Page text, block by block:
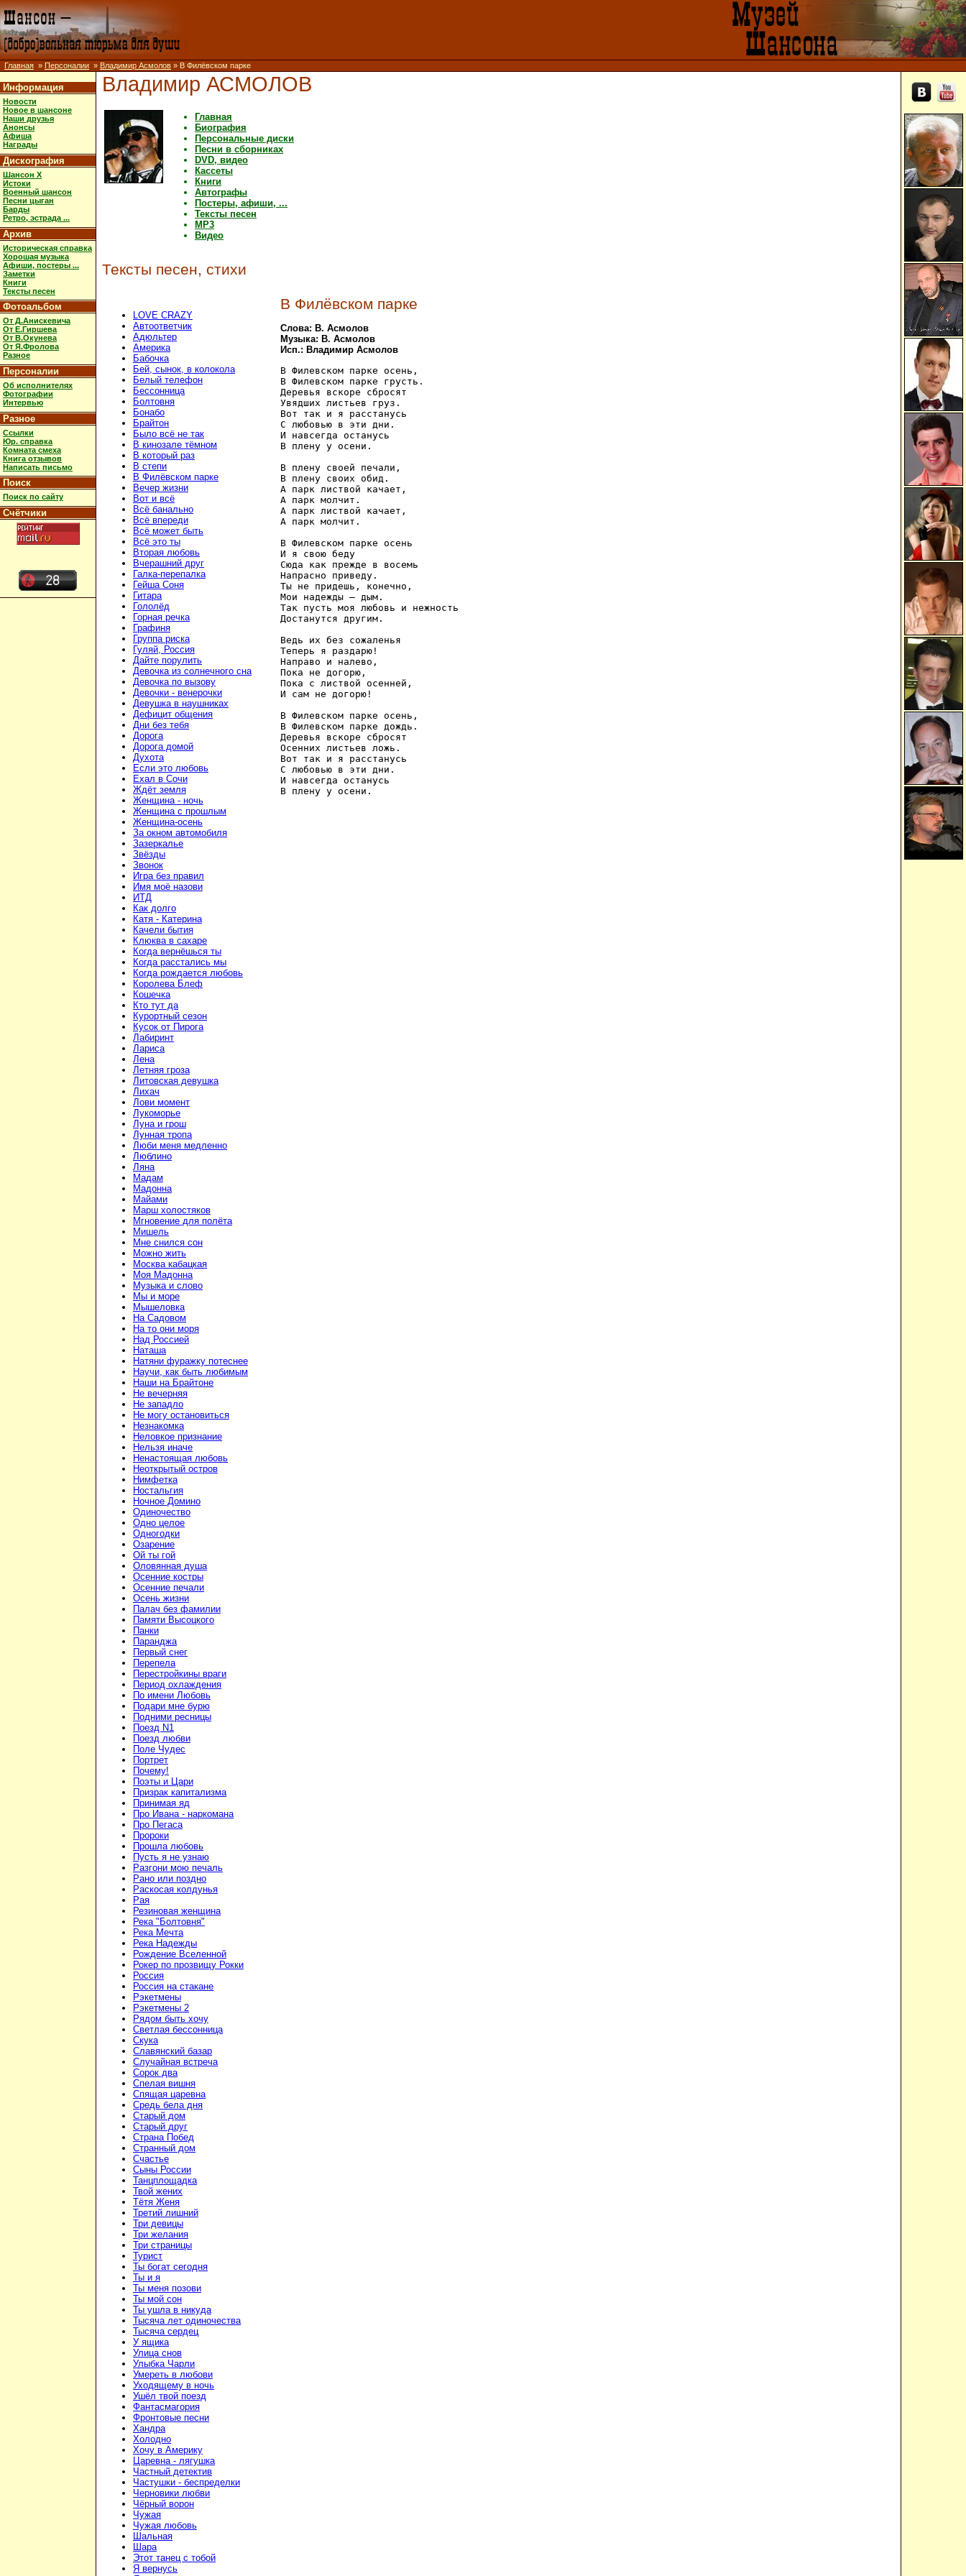
Главная » Персоналии » Владимир Асмолов » В Филёвском парке
Информация
Новости
Новое в шансоне
Наши друзья
Анонсы
Афиша
Награды
Дискография
Шансон X
Истоки
Военный шансон
Песни цыган
Барды
Ретро, эстрада ...
Архив
Историческая справка
Хорошая музыка
Афиши, постеры ...
Заметки
Книги
Тексты песен
Фотоальбом
От Д.Анискевича
От Е.Гиршева
От В.Окунева
От Я.Фролова
Разное
Персоналии
Об исполнителях
Фотографии
Интервью
Разное
Ссылки
Юр. справка
Комната смеха
Книга отзывов
Написать письмо
Поиск
Поиск по сайту
Счётчики
Владимир АСМОЛОВ
Главная
Биография
Персональные диски
Песни в сборниках
DVD, видео
Кассеты
Книги
Автографы
Постеры, афиши, ...
Тексты песен
MP3
Видео
Тексты песен, стихи
LOVE CRAZY
Автоответчик
Адюльтер
Америка
Бабочка
Бей, сынок, в колокола
Белый телефон
Бессонница
Болтовня
Бонабо
Брайтон
Было всё не так
В кинозале тёмном
В который раз
В степи
В Филёвском парке
Вечер жизни
Вот и всё
Всё банально
Всё впереди
Всё может быть
Всё это ты
Вторая любовь
Вчерашний друг
Галка-перепалка
Гейша Соня
Гитара
Гололёд
Горная речка
Графиня
Группа риска
Гуляй, Россия
Дайте порулить
Девочка из солнечного сна
Девочка по вызову
Девочки - венерочки
Девушка в наушниках
Дефицит общения
Дни без тебя
Дорога
Дорога домой
Духота
Если это любовь
Ехал в Сочи
Ждёт земля
Женщина - ночь
Женщина с прошлым
Женщина-осень
За окном автомобиля
Зазеркалье
Звёзды
Звонок
Игра без правил
Имя моё назови
ИТД
Как долго
Катя - Катерина
Качели бытия
Клюква в сахаре
Когда вернёшься ты
Когда расстались мы
Когда рождается любовь
Королева Блеф
Кошечка
Кто тут да
Курортный сезон
Кусок от Пирога
Лабиринт
Лариса
Лена
Летняя гроза
Литовская девушка
Лихач
Лови момент
Лукоморье
Луна и грош
Лунная тропа
Люби меня медленно
Люблино
Ляна
Мадам
Мадонна
Майами
Марш холостяков
Мгновение для полёта
Мишель
Мне снился сон
Можно жить
Москва кабацкая
Моя Мадонна
Музыка и слово
Мы и море
Мышеловка
На Садовом
На то они моря
Над Россией
Наташа
Натяни фуражку потеснее
Научи, как быть любимым
Наши на Брайтоне
Не вечерняя
Не западло
Не могу остановиться
Незнакомка
Неловкое признание
Нельзя иначе
Ненастоящая любовь
Неоткрытый остров
Нимфетка
Ностальгия
Ночное Домино
Одиночество
Одно целое
Одногодки
Озарение
Ой ты гой
Оловянная душа
Осенние костры
Осенние печали
Осень жизни
Палач без фамилии
Памяти Высоцкого
Панки
Паранджа
Первый снег
Перепела
Перестройкины враги
Период охлаждения
По имени Любовь
Подари мне бурю
Подними ресницы
Поезд N1
Поезд любви
Поле Чудес
Портрет
Почему!
Поэты и Цари
Призрак капитализма
Принимая яд
Про Ивана - наркомана
Про Пегаса
Пророки
Прошла любовь
Пусть я не узнаю
Разгони мою печаль
Рано или поздно
Раскосая колдунья
Рая
Резиновая женщина
Река "Болтовня"
Река Мечта
Река Надежды
Рождение Вселенной
Рокер по прозвищу Рокки
Россия
Россия на стакане
Рэкетмены
Рэкетмены 2
Рядом быть хочу
Светлая бессонница
Скука
Славянский базар
Случайная встреча
Сорок два
Спелая вишня
Спящая царевна
Средь бела дня
Старый дом
Старый друг
Страна Побед
Странный дом
Счастье
Сыны России
Танцплощадка
Твой жених
Тётя Женя
Третий лишний
Три девицы
Три желания
Три страницы
Турист
Ты богат сегодня
Ты и я
Ты меня позови
Ты мой сон
Ты ушла в никуда
Тысяча лет одиночества
Тысяча сердец
У ящика
Улица снов
Улыбка Чарли
Умереть в любови
Уходящему в ночь
Ушёл твой поезд
Фантасмагория
Фронтовые песни
Хандра
Холодно
Хочу в Америку
Царевна - лягушка
Частный детектив
Частушки - беспределки
Черновики любви
Чёрный ворон
Чужая
Чужая любовь
Шальная
Шара
Этот танец с тобой
Я вернусь
В Филёвском парке
Слова: В. Асмолов
Музыка: В. Асмолов
Исп.: Владимир Асмолов
В Филевском парке осень,
В Филевском парке грусть.
Деревья вскоре сбросят
Увядших листьев груз.
Вот так и я расстанусь
С любовью в эти дни.
И навсегда останусь
В плену у осени.
В плену своей печали,
В плену своих обид.
А парк листвой качает,
А парк молчит.
А парк листвой качает,
А парк молчит.
В Филевском парке осень
И я свою беду
Сюда как прежде в восемь
Напрасно приведу.
Ты не придешь, конечно,
Мои надежды – дым.
Так пусть моя любовь и нежность
Достанутся другим.
Ведь их без сожаленья
Теперь я раздарю!
Направо и налево,
Пока не догорю,
Пока с листвой осенней,
И сам не догорю!
В Филевском парке осень,
В Филевском парке дождь.
Деревья вскоре сбросят
Осенних листьев ложь.
Вот так и я расстанусь
С любовью в эти дни.
И навсегда останусь